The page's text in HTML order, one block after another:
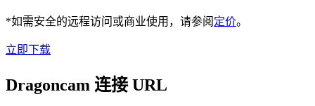
*如需安全的远程访问或商业使用，请参阅 定价。
立即下载
Dragoncam 连接 URL